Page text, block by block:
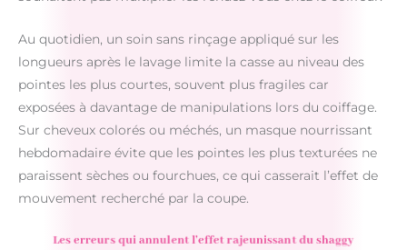
Au quotidien, un soin sans rinçage appliqué sur les
longueurs après le lavage limite la casse au niveau des
pointes les plus courtes, souvent plus fragiles car
exposées à davantage de manipulations lors du coiffage.
Sur cheveux colorés ou méchés, un masque nourrissant
hebdomadaire évite que les pointes les plus texturées ne
paraissent sèches ou fourchues, ce qui casserait l’effet de
mouvement recherché par la coupe.
Les erreurs qui annulent l’effet rajeunissant du shaggy